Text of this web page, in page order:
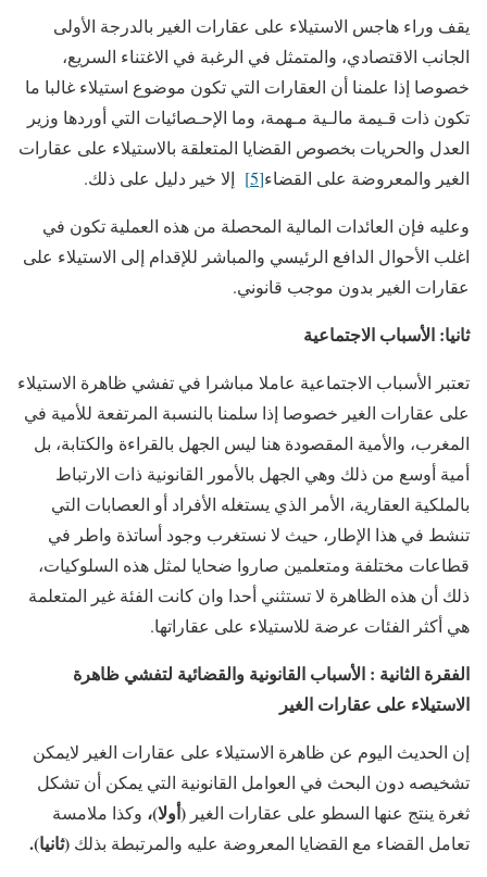
يقف وراء هاجس الاستيلاء على عقارات الغير بالدرجة الأولى
الجانب الاقتصادي، والمتمثل في الرغبة في الاغتناء السريع،
خصوصا إذا علمنا أن العقارات التي تكون موضوع استيلاء غالبا ما
تكون ذات قـيمة مالـية مـهمة، وما الإحـصائيات التي أوردها وزير
العدل والحريات بخصوص القضايا المتعلقة بالاستيلاء على عقارات
الغير والمعروضة على القضاء[5] إلا خير دليل على ذلك.
وعليه فإن العائدات المالية المحصلة من هذه العملية تكون في
اغلب الأحوال الدافع الرئيسي والمباشر للإقدام إلى الاستيلاء على
عقارات الغير بدون موجب قانوني.
ثانيا: الأسباب الاجتماعية
تعتبر الأسباب الاجتماعية عاملا مباشرا في تفشي ظاهرة الاستيلاء
على عقارات الغير خصوصا إذا سلمنا بالنسبة المرتفعة للأمية في
المغرب، والأمية المقصودة هنا ليس الجهل بالقراءة والكتابة، بل
أمية أوسع من ذلك وهي الجهل بالأمور القانونية ذات الارتباط
بالملكية العقارية، الأمر الذي يستغله الأفراد أو العصابات التي
تنشط في هذا الإطار، حيث لا نستغرب وجود أساتذة واطر في
قطاعات مختلفة ومتعلمين صاروا ضحايا لمثل هذه السلوكيات،
ذلك أن هذه الظاهرة لا تستثني أحدا وان كانت الفئة غير المتعلمة
هي أكثر الفئات عرضة للاستيلاء على عقاراتها.
الفقرة الثانية : الأسباب القانونية والقضائية لتفشي ظاهرة
الاستيلاء على عقارات الغير
إن الحديث اليوم عن ظاهرة الاستيلاء على عقارات الغير لايمكن
تشخيصه دون البحث في العوامل القانونية التي يمكن أن تشكل
ثغرة ينتج عنها السطو على عقارات الغير (أولا)، وكذا ملامسة
تعامل القضاء مع القضايا المعروضة عليه والمرتبطة بذلك (ثانيا).